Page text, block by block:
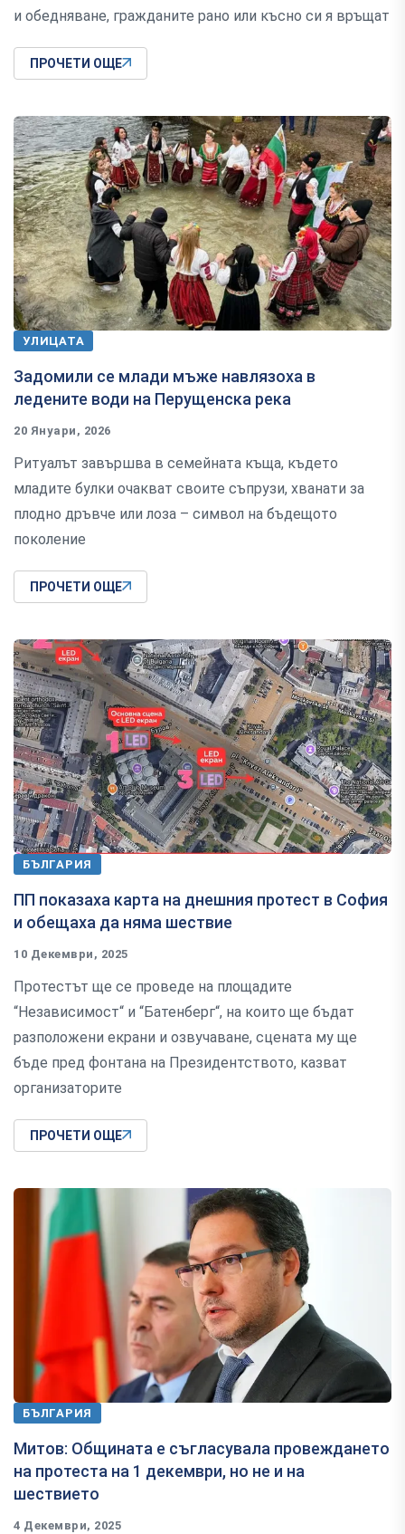
и обедняване, гражданите рано или късно си я връщат
ПРОЧЕТИ ОЩЕ
УЛИЦАТА
Задомили се млади мъже навлязоха в
ледените води на Перущенска река
20 Януари, 2026
Ритуалът завършва в семейната къща, където
младите булки очакват своите съпрузи, хванати за
плодно дръвче или лоза – символ на бъдещото
поколение
ПРОЧЕТИ ОЩЕ
БЪЛГАРИЯ
ПП показаха карта на днешния протест в София
и обещаха да няма шествие
10 Декември, 2025
Протестът ще се проведе на площадите
“Независимост“ и “Батенберг“, на които ще бъдат
разположени екрани и озвучаване, сцената му ще
бъде пред фонтана на Президентството, казват
организаторите
ПРОЧЕТИ ОЩЕ
БЪЛГАРИЯ
Митов: Общината е съгласувала провеждането
на протеста на 1 декември, но не и на
шествието
4 Декември, 2025